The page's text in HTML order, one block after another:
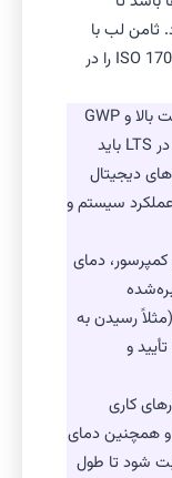
ثامن لب با
تأکید بر خدمات تعمیر و اورهال، اصول ISO 17025 را در
شارژ مبرد کالیبره‌شده: به‌دلیل قیمت بالا و GWP
خطرناک R-23، میزان مبرد شارژشده در LTS باید
دیجیتال
عملکرد سیستم و
کمپرسور، دمای
اندازه‌گیری شود تا عملکرد بهینه ULT (مثلاً رسیدن به
-۸۰°C) مطابق با الزامات ISO 17025 تأیید و
کاری
(ساکشن و دیسشارژ) در LTS و HTS و همچنین دمای
شود تا طول